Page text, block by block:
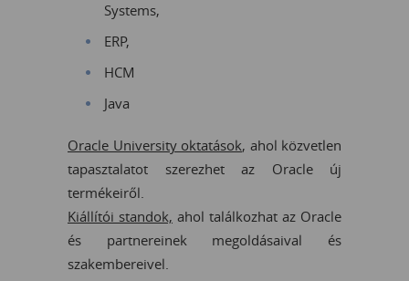
Systems,
ERP,
HCM
Java
Oracle University oktatások, ahol közvetlen
tapasztalatot szerezhet az Oracle új
termékeiről.
Kiállítói standok, ahol találkozhat az Oracle
és partnereinek megoldásaival és
szakembereivel.